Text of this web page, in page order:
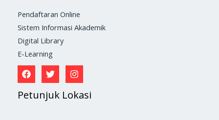
Pendaftaran Online
Sistem Informasi Akademik
Digital Library
E-Learning
Petunjuk Lokasi